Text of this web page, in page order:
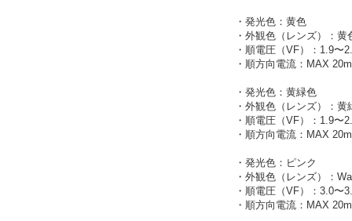
・発光色：黄色
・外観色（レンズ）：黄
・順電圧（VF）：1.9〜
・順方向電流：MAX
・発光色：黄緑色
・外観色（レンズ）：黄
・順電圧（VF）：1.9〜
・順方向電流：MAX
・発光色：ピンク
・外観色（レンズ）：
・順電圧（VF）：3.0〜
・順方向電流：MAX